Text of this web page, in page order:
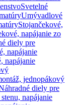
Svetelné
Umývadlové
Stojančekové,
napájanie zo
diely pre
napájanie
napájanie
jednopákový
diely pre
napájanie